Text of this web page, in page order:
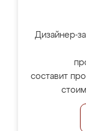
Дизайнер-
составит